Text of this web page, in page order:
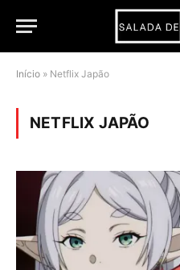
Início » Netflix Japão
NETFLIX JAPÃO